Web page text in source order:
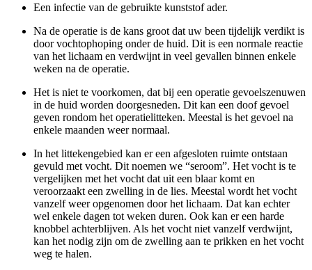
Een infectie van de gebruikte kunststof ader.
Na de operatie is de kans groot dat uw been tijdelijk verdikt is
door vochtophoping onder de huid. Dit is een normale reactie
van het lichaam en verdwijnt in veel gevallen binnen enkele
weken na de operatie.
Het is niet te voorkomen, dat bij een operatie gevoelszenuwen
in de huid worden doorgesneden. Dit kan een doof gevoel
geven rondom het operatielitteken. Meestal is het gevoel na
enkele maanden weer normaal.
In het littekengebied kan er een afgesloten ruimte ontstaan
gevuld met vocht. Dit noemen we “seroom”. Het vocht is te
vergelijken met het vocht dat uit een blaar komt en
veroorzaakt een zwelling in de lies. Meestal wordt het vocht
vanzelf weer opgenomen door het lichaam. Dat kan echter
wel enkele dagen tot weken duren. Ook kan er een harde
knobbel achterblijven. Als het vocht niet vanzelf verdwijnt,
kan het nodig zijn om de zwelling aan te prikken en het vocht
weg te halen.